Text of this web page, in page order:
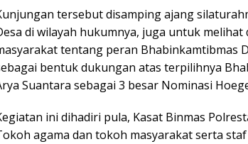
tersebut disamping ajang
di wilayah hukumnya, juga untuk
tentang peran Bhabinkamtibmas
bentuk dukungan atas terpilihnya
Suantara sebagai 3 besar Nominasi
ini dihadiri pula, Kasat Binmas
agama dan tokoh masyarakat serta